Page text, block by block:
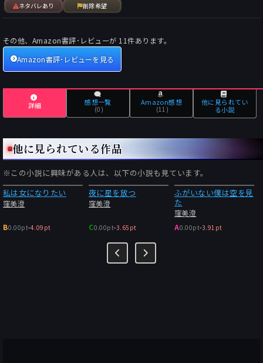
ネタバレあり 削除希望
その他、Amazon書評･レビューが11件あります。
Amazon書評･レビューを見る
詳細 感想一覧
(0)
Amazon感想
(11)
他に見られてい
る小説
他に見られている作品
※この小説に興味がある人は、以下の小説も見ています。
私は女になりたい
窪美澄
B0.00pt-4.09pt
夜に星を放つ
窪美澄
C0.00pt-3.65pt
ふがいない僕は空を見
た
窪美澄
A0.00pt-3.91pt